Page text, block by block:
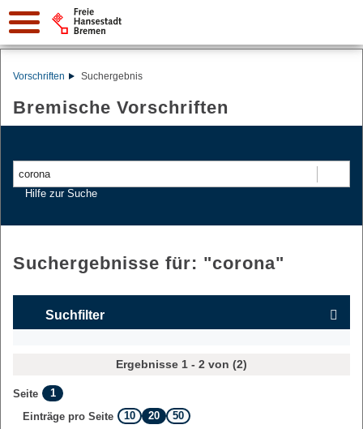
Vorschriften Suchergebnis
Bremische Vorschriften
Hilfe zur Suche
Suchergebnisse für: "corona"
Suchfilter
Ergebnisse 1 - 2 von (2)
Seite
1
Einträge pro Seite
10 20 50